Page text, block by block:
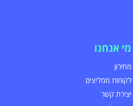
מי אנחנו
מחירון
לקוחות ממליצים
יצירת קשר